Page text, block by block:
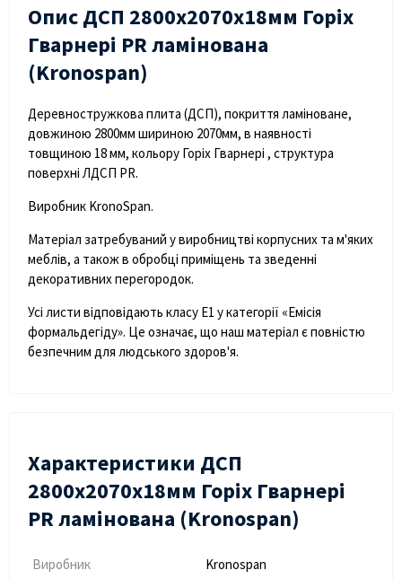
Опис ДСП 2800х2070х18мм Горіх
Гварнері PR ламінована
(Kronospan)
Деревностружкова плита (ДСП), покриття ламіноване,
довжиною 2800мм шириною 2070мм, в наявності
товщиною 18 мм, кольору Горіх Гварнері , структура
поверхні ЛДСП PR.
Виробник KronoSpan.
Матеріал затребуваний у виробництві корпусних та м'яких
меблів, а також в обробці приміщень та зведенні
декоративних перегородок.
Усі листи відповідають класу Е1 у категорії «Емісія
формальдегіду». Це означає, що наш матеріал є повністю
безпечним для людського здоров'я.
Характеристики ДСП
2800х2070х18мм Горіх Гварнері
PR ламінована (Kronospan)
Виробник
Kronospan